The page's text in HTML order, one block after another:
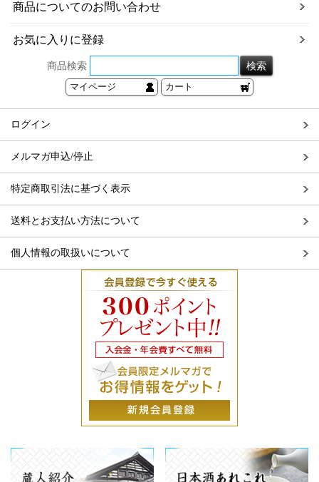
商品についてのお問い合わせ
お気に入りに登録
商品検索
マイページ カート
ログイン
メルマガ申込/停止
特定商取引法に基づく表示
送料とお支払い方法について
個人情報の取扱いについて